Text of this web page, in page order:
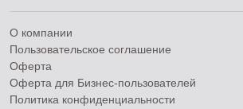
О компании
Пользовательское соглашение
Оферта
Оферта для Бизнес-пользователей
Политика конфиденциальности